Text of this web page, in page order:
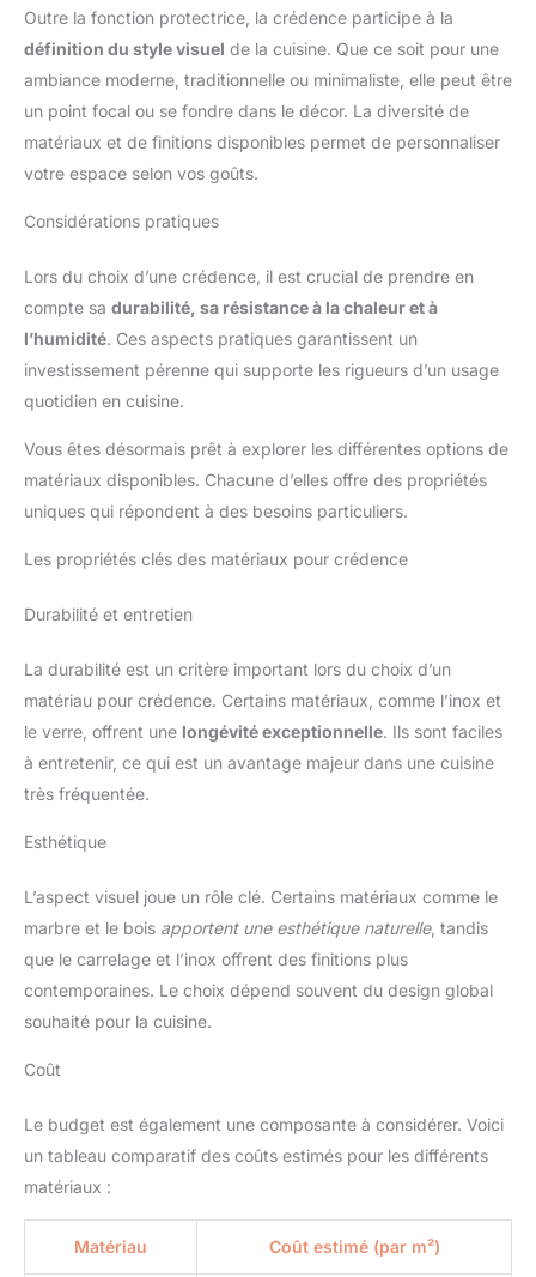
Outre la fonction protectrice, la crédence participe à la
définition du style visuel de la cuisine. Que ce soit pour une
ambiance moderne, traditionnelle ou minimaliste, elle peut être
un point focal ou se fondre dans le décor. La diversité de
matériaux et de finitions disponibles permet de personnaliser
votre espace selon vos goûts.
Considérations pratiques
Lors du choix d’une crédence, il est crucial de prendre en
compte sa durabilité, sa résistance à la chaleur et à
l’humidité. Ces aspects pratiques garantissent un
investissement pérenne qui supporte les rigueurs d’un usage
quotidien en cuisine.
Vous êtes désormais prêt à explorer les différentes options de
matériaux disponibles. Chacune d’elles offre des propriétés
uniques qui répondent à des besoins particuliers.
Les propriétés clés des matériaux pour crédence
Durabilité et entretien
La durabilité est un critère important lors du choix d’un
matériau pour crédence. Certains matériaux, comme l’inox et
le verre, offrent une longévité exceptionnelle. Ils sont faciles
à entretenir, ce qui est un avantage majeur dans une cuisine
très fréquentée.
Esthétique
L’aspect visuel joue un rôle clé. Certains matériaux comme le
marbre et le bois apportent une esthétique naturelle, tandis
que le carrelage et l’inox offrent des finitions plus
contemporaines. Le choix dépend souvent du design global
souhaité pour la cuisine.
Coût
Le budget est également une composante à considérer. Voici
un tableau comparatif des coûts estimés pour les différents
matériaux :
Matériau Coût estimé (par m²)